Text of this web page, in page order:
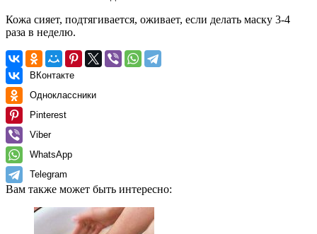
Кожа сияет, подтягивается, оживает, если делать маску 3-4
раза в неделю.
ВКонтакте
Одноклассники
Pinterest
Viber
WhatsApp
Telegram
Вам также может быть интересно: